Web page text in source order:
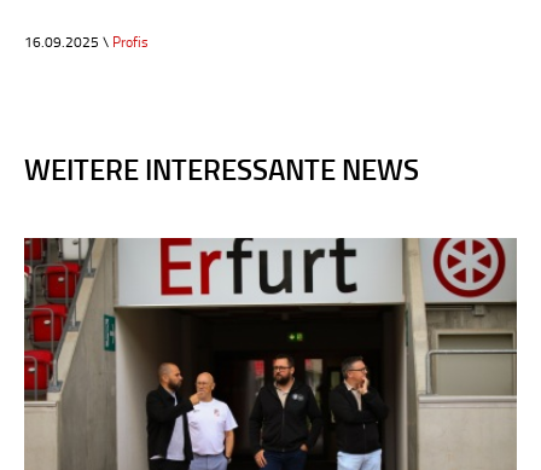
16.09.2025 \ Profis
WEITERE INTERESSANTE NEWS